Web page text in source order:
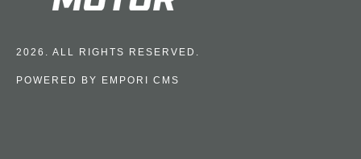
2026. ALL RIGHTS RESERVED.
POWERED BY EMPORI CMS